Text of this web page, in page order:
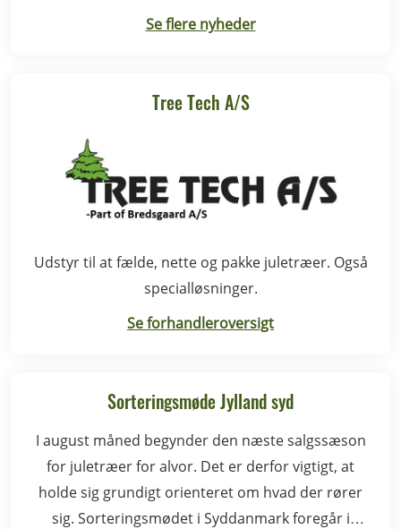
Se flere nyheder
Tree Tech A/S
Udstyr til at fælde, nette og pakke juletræer. Også
specialløsninger.
Se forhandleroversigt
Sorteringsmøde Jylland syd
I august måned begynder den næste salgssæson
for juletræer for alvor. Det er derfor vigtigt, at
holde sig grundigt orienteret om hvad der rører
sig. Sorteringsmødet i Syddanmark foregår i